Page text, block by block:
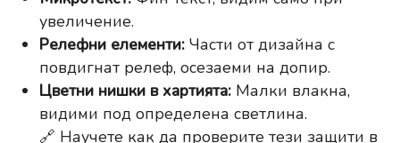
увеличение.
Релефни елементи: Части от дизайна с
повдигнат релеф, осезаеми на допир.
Цветни нишки в хартията: Малки влакна,
видими под определена светлина.
🔗 Научете как да проверите тези защити в